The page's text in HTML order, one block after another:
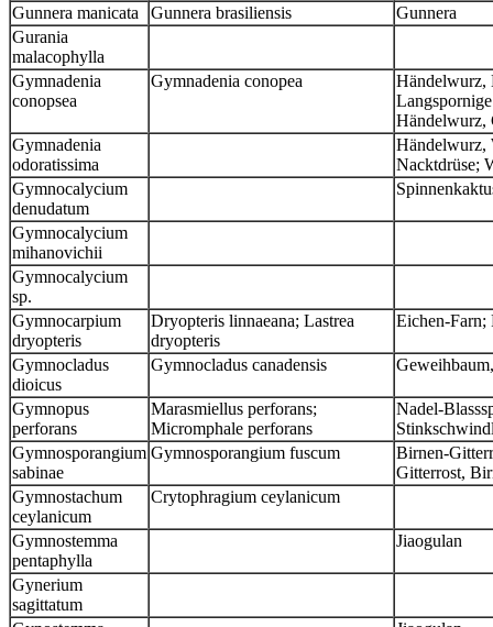
Gunnera manicata
Gunnera brasiliensis
Gunnera
Gurania
malacophylla
Gymnadenia
conopsea
Gymnadenia conopea
Händelwurz,
Händelwurz,
Gymnadenia
odoratissima
Händelwurz,
Nacktdrüse;
Gymnocalycium
denudatum
Gymnocalycium
mihanovichii
Gymnocalycium
sp.
Gymnocarpium
dryopteris
Dryopteris linnaeana; Lastrea
dryopteris
Eichen-
Gymnocladus
dioicus
Gymnocladus canadensis
Gymnopus
perforans
Marasmiellus perforans;
Micromphale perforans
Nadel-
Gymnosporangium
sabinae
Gymnosporangium fuscum
Birnen-
Gitterrost,
Gymnostachum
ceylanicum
Crytophragium ceylanicum
Gymnostemma
pentaphylla
Jiaogulan
Gynerium
sagittatum